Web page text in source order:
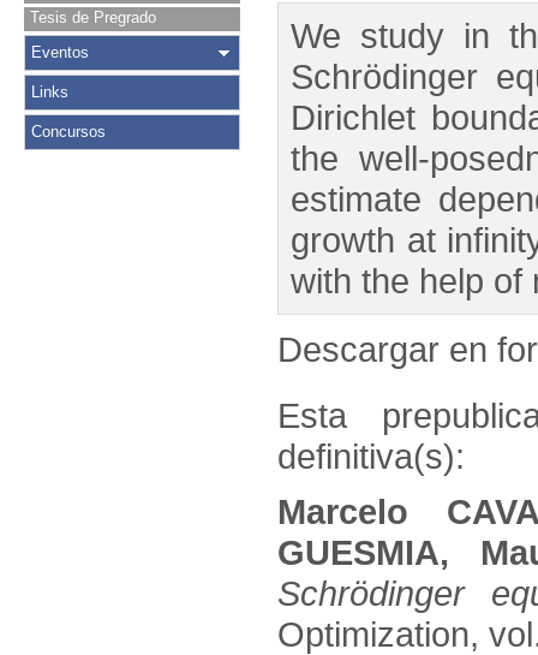
Tesis de Pregrado
Eventos
Links
Concursos
We study in
Schrödinger
Dirichlet
the well-
estimate
growth at
with the help of
Descargar en
Esta
definitiva(s):
Marcelo
GUESMIA,
Schrödinger
Optimization,